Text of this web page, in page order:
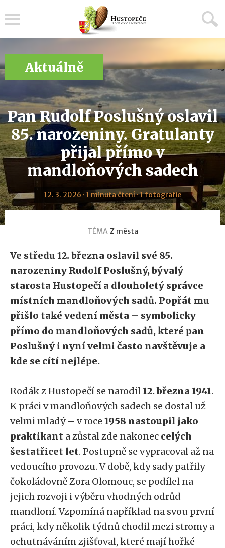
Aktuálně
Pan Rudolf Poslušný oslavil
85. narozeniny. Gratulanty
přijal přímo v
mandloňových sadech
12. 3. 2026 · 1 minuta čtení · 1 fotografie
TÉMA Z města
Ve středu 12. března oslavil své 85.
narozeniny Rudolf Poslušný, bývalý
starosta Hustopečí a dlouholetý správce
místních mandloňových sadů. Popřát mu
přišlo také vedení města – symbolicky
přímo do mandloňových sadů, které pan
Poslušný i nyní velmi často navštěvuje a
kde se cítí nejlépe.
Rodák z Hustopečí se narodil12. března 1941.
K práci v mandloňových sadech se dostal už
velmi mladý – v roce 1958 nastoupil jako
praktikant a zůstal zde nakonec celých
šestatřicet let. Postupně se vypracoval až na
vedoucího provozu. V době, kdy sady patřily
čokoládovně Zora Olomouc, se podílel na
jejich rozvoji i výběru vhodných odrůd
mandloní. Vzpomíná například na svou první
práci, kdy několik týdnů chodil mezi stromy a
ochutnáváním zjišťoval, které mají hořké